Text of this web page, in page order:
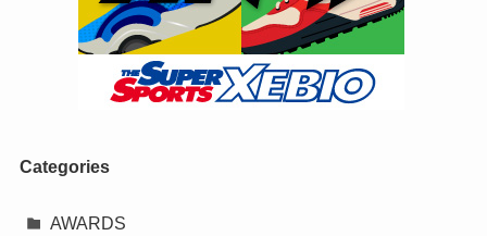
Categories
AWARDS